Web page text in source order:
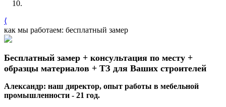
⟨
как мы работаем: бесплатный замер
Бесплатный замер + консультация по месту +
образцы материалов + ТЗ для Ваших строителей
Александр: наш директор, опыт работы в мебельной
промышленности - 21 год.